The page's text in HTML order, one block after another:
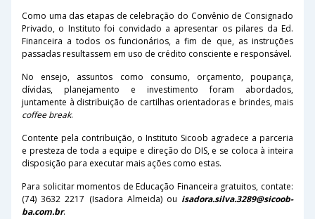
Como uma das etapas de celebração do Convênio de Consignado
Privado, o Instituto foi convidado a apresentar os pilares da Ed.
Financeira a todos os funcionários, a fim de que, as instruções
passadas resultassem em uso de crédito consciente e responsável.
No ensejo, assuntos como consumo, orçamento, poupança,
dívidas, planejamento e investimento foram abordados,
juntamente à distribuição de cartilhas orientadoras e brindes, mais
coffee break.
Contente pela contribuição, o Instituto Sicoob agradece a parceria
e presteza de toda a equipe e direção do DIS, e se coloca à inteira
disposição para executar mais ações como estas.
Para solicitar momentos de Educação Financeira gratuitos, contate:
(74) 3632 2217 (Isadora Almeida) ou isadora.silva.3289@sicoob-
ba.com.br.